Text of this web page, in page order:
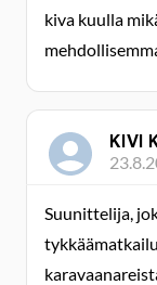
kiva kuulla
KIVI
Suunittelija,